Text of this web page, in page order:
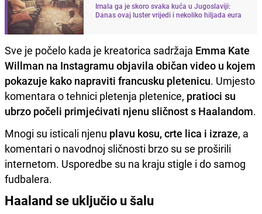
Imala ga je skoro svaka kuća u Jugoslaviji:
Danas ovaj luster vrijedi i nekoliko hiljada eura
Sve je počelo kada je kreatorica sadržaja Emma Kate
Willman na Instagramu objavila običan video u kojem
pokazuje kako napraviti francusku pletenicu. Umjesto
komentara o tehnici pletenja pletenice, pratioci su
ubrzo počeli primjećivati njenu sličnost s Haalandom.
Mnogi su isticali njenu plavu kosu, crte lica i izraze, a
komentari o navodnoj sličnosti brzo su se proširili
internetom. Usporedbe su na kraju stigle i do samog
fudbalera.
Haaland se uključio u šalu